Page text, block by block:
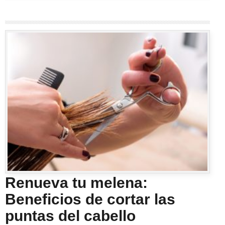
Renueva tu melena:
Beneficios de cortar las
puntas del cabello